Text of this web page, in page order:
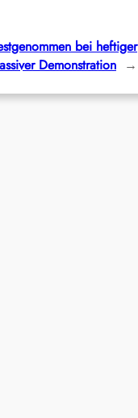
bei heftiger
Demonstration →